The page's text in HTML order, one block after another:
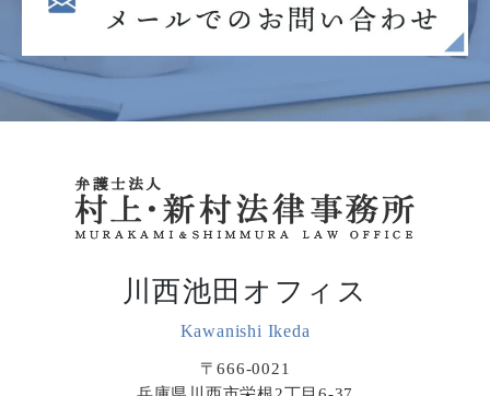
川西池田オフィス
Kawanishi Ikeda
〒666-0021